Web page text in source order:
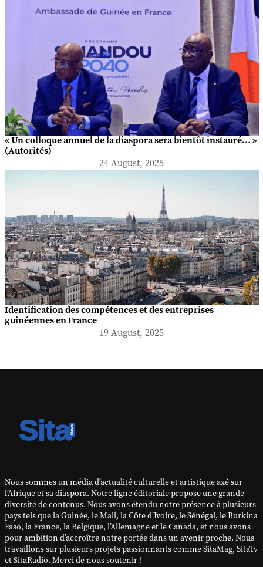
« Un colloque annuel de la diaspora sera bientôt instauré… »
(Autorités)
24 August, 2025
Identification des compétences et des entreprises
guinéennes en France
19 August, 2025
Nous sommes un média d’actualité culturelle et artistique axé sur
l’Afrique et sa diaspora. Notre ligne éditoriale propose une grande
diversité de contenus. Nous avons étendu notre présence à plusieurs
pays tels que la Guinée, le Mali, la Côte d’Ivoire, le Sénégal, le Burkina
Faso, la France, la Belgique, l’Allemagne et le Canada, et nous avons
pour ambition d’accroître notre portée dans un avenir proche. Nous
travaillons sur plusieurs projets passionnants comme SitaMag, SitaTv
et SitaRadio. Merci de nous soutenir !